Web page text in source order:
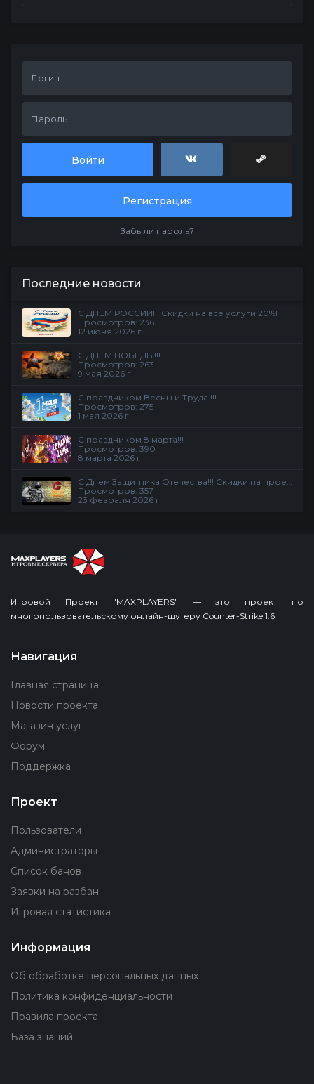
Войти
Регистрация
Забыли пароль?
Последние новости
С ДНЕМ РОССИИ!!! Скидки на все услуги 20%!
Просмотров: 236
12 июня 2026 г
С ДНЕМ ПОБЕДЫ!!!
Просмотров: 263
9 мая 2026 г
С праздником Весны и Труда !!!
Просмотров: 275
1 мая 2026 г
С праздником 8 марта!!!
Просмотров: 390
8 марта 2026 г
С Днем Защитника Отечества!!! Скидки на проекте
Просмотров: 357
23 февраля 2026 г
Игровой Проект "MAXPLAYERS" — это проект по
многопользовательскому онлайн-шутеру Counter-Strike 1.6
Навигация
Главная страница
Новости проекта
Магазин услуг
Форум
Поддержка
Проект
Пользователи
Администраторы
Список банов
Заявки на разбан
Игровая статистика
Информация
Об обработке персональных данных
Политика конфиденциальности
Правила проекта
База знаний